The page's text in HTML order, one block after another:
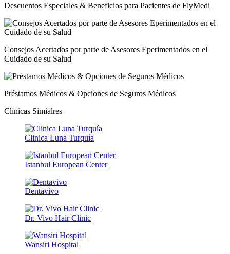
Descuentos Especiales & Beneficios para Pacientes de FlyMedi
Consejos Acertados por parte de Asesores Eperimentados en el
Cuidado de su Salud
Préstamos Médicos & Opciones de Seguros Médicos
Clínicas Simialres
Clinica Luna Turquía
Istanbul European Center
Dentavivo
Dr. Vivo Hair Clinic
Wansiri Hospital